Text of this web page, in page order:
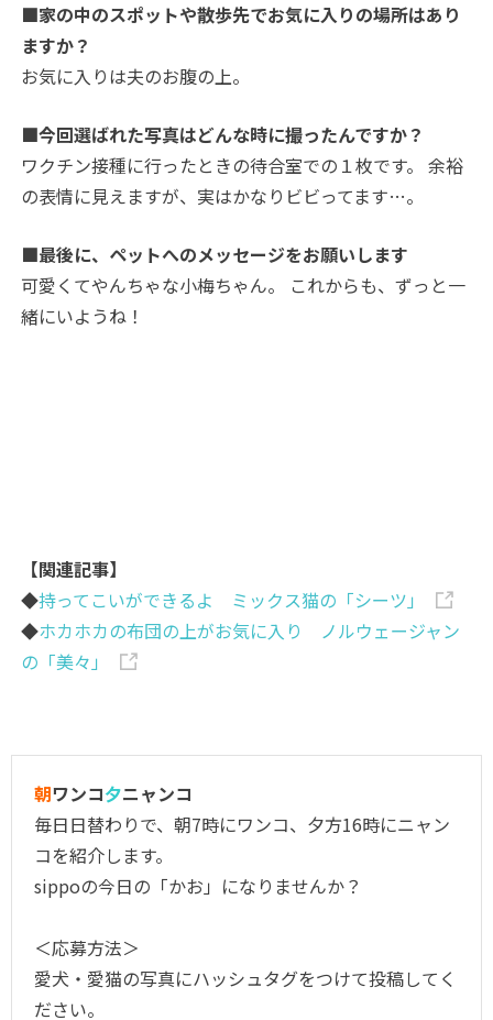
■家の中のスポットや散歩先でお気に入りの場所はあり
ますか？
お気に入りは夫のお腹の上。
■今回選ばれた写真はどんな時に撮ったんですか？
ワクチン接種に行ったときの待合室での１枚です。 余裕
の表情に見えますが、実はかなりビビってます…。
■最後に、ペットへのメッセージをお願いします
可愛くてやんちゃな小梅ちゃん。 これからも、ずっと一
緒にいようね！
【関連記事】
◆持ってこいができるよ ミックス猫の「シーツ」
◆ホカホカの布団の上がお気に入り ノルウェージャン
の「美々」
朝ワンコ夕ニャンコ
毎日日替わりで、朝7時にワンコ、夕方16時にニャン
コを紹介します。
sippoの今日の「かお」になりませんか？
＜応募方法＞
愛犬・愛猫の写真にハッシュタグをつけて投稿してく
ださい。